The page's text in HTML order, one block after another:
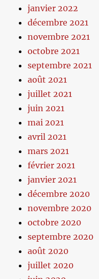
janvier 2022
décembre 2021
novembre 2021
octobre 2021
septembre 2021
août 2021
juillet 2021
juin 2021
mai 2021
avril 2021
mars 2021
février 2021
janvier 2021
décembre 2020
novembre 2020
octobre 2020
septembre 2020
août 2020
juillet 2020